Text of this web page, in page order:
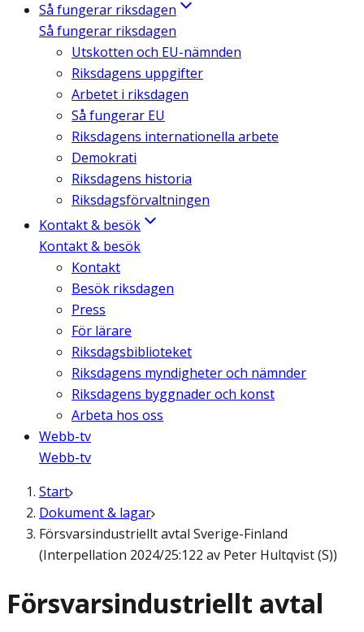
Så fungerar riksdagen
Så fungerar riksdagen
Utskotten och EU-nämnden
Riksdagens uppgifter
Arbetet i riksdagen
Så fungerar EU
Riksdagens internationella arbete
Demokrati
Riksdagens historia
Riksdagsförvaltningen
Kontakt & besök
Kontakt & besök
Kontakt
Besök riksdagen
Press
För lärare
Riksdagsbiblioteket
Riksdagens myndigheter och nämnder
Riksdagens byggnader och konst
Arbeta hos oss
Webb-tv
Webb-tv
Start
Dokument & lagar
Försvarsindustriellt avtal Sverige-Finland
(Interpellation 2024/25:122 av Peter Hultqvist (S))
Försvarsindustriellt avtal